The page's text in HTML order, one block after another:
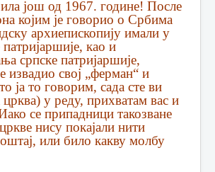
још од 1967. године! После
којим је говорио о Србима
архиепископију имали у
као и
српске патријаршије,
извадио свој „ферман“ и
ја то говорим, сада сте ви
у реду, прихватам вас и
се припадници такозване
нису покајали нити
или било какву молбу